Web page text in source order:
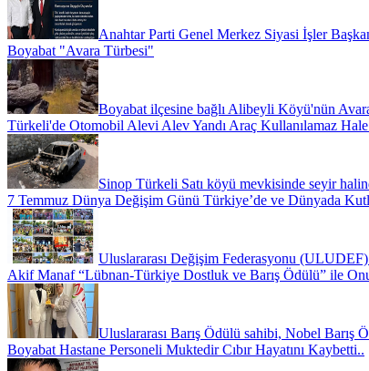
Anahtar Parti Genel Merkez Siyasi İşler
Boyabat "Avara Türbesi"
Boyabat ilçesine bağlı Alibeyli Köyü'nün
Türkeli'de Otomobil Alevi Alev Yandı Araç Kullanılamaz
Sinop Türkeli Satı köyü mevkisinde seyir
7 Temmuz Dünya Değişim Günü Türkiye’de ve Dünyada
Uluslararası Değişim Federasyonu
Akif Manaf “Lübnan-Türkiye Dostluk ve Barış Ödülü” ile
Uluslararası Barış Ödülü sahibi, Nobel Barış
Boyabat Hastane Personeli Muktedir Cıbır Hayatını Kaybetti..